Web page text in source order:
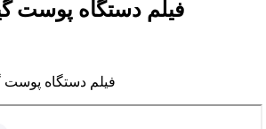
فیلم دستگاه پوست
فیلم دستگاه پوست